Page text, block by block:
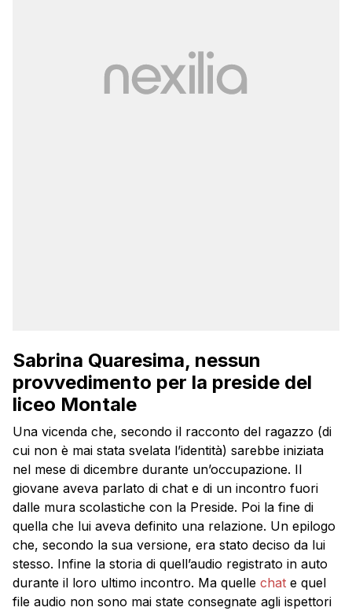
Sabrina Quaresima, nessun
provvedimento per la preside del
liceo Montale
Una vicenda che, secondo il racconto del ragazzo (di
cui non è mai stata svelata l’identità) sarebbe iniziata
nel mese di dicembre durante un’occupazione. Il
giovane aveva parlato di chat e di un incontro fuori
dalle mura scolastiche con la Preside. Poi la fine di
quella che lui aveva definito una relazione. Un epilogo
che, secondo la sua versione, era stato deciso da lui
stesso. Infine la storia di quell’audio registrato in auto
durante il loro ultimo incontro. Ma quelle chat e quel
file audio non sono mai state consegnate agli ispettori